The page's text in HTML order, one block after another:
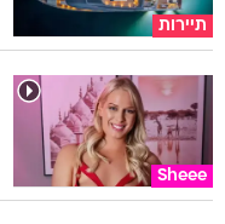
תיירות
Sheee